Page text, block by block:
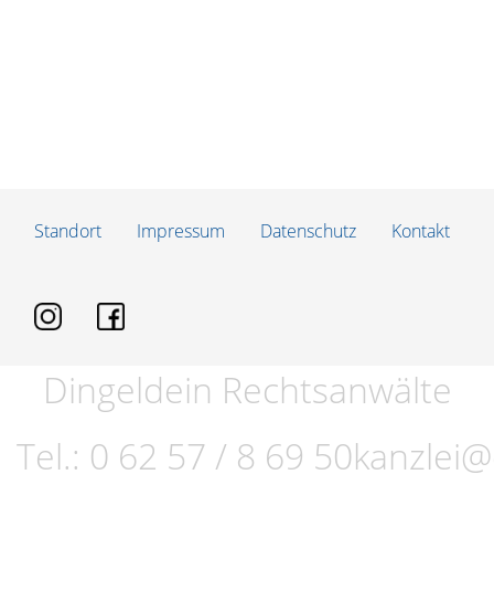
Standort Impressum Datenschutz Kontakt
Dingeldein Rechtsanwälte
Tel.: 0 62 57 / 8 69 50